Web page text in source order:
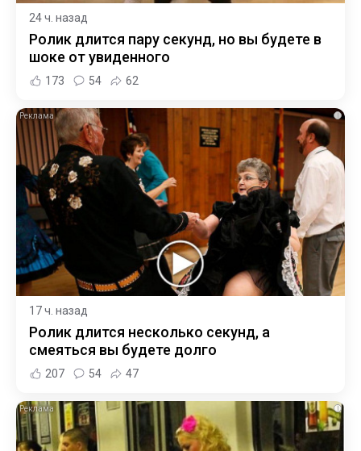
24 ч. назад
Ролик длится пару секунд, но вы будете в
шоке от увиденного
173 54 62
i
17 ч. назад
Ролик длится несколько секунд, а
смеяться вы будете долго
207 54 47
i